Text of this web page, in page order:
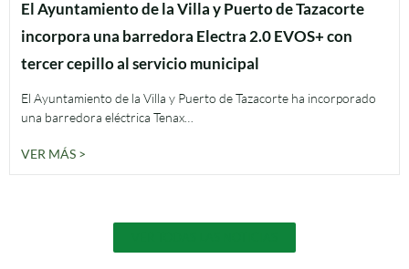
El Ayuntamiento de la Villa y Puerto de Tazacorte
incorpora una barredora Electra 2.0 EVOS+ con
tercer cepillo al servicio municipal
El Ayuntamiento de la Villa y Puerto de Tazacorte ha incorporado
una barredora eléctrica Tenax…
VER MÁS >